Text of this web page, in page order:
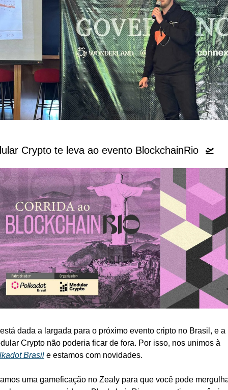
Crypto te leva ao evento BlockchainRio  🛫
dada a largada para o próximo evento cripto no Brasil, e a
Brasil e estamos com novidades.
uma gameficação no Zealy para que você pode